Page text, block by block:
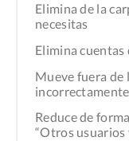
Elimina de la
necesitas
Elimina
Mueve fuera de
Reduce de
“Otros usuarios